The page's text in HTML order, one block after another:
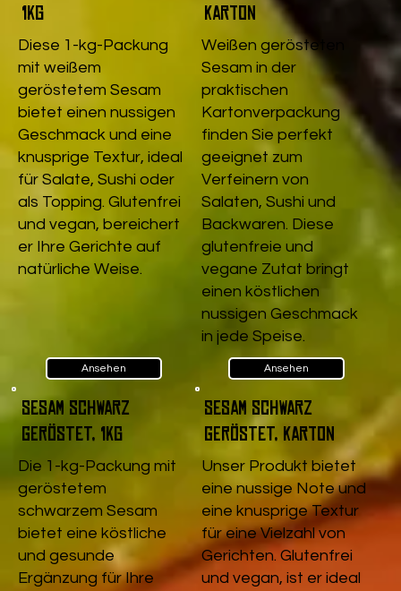
1kg
Diese 1-kg-Packung
mit weißem
geröstetem Sesam
bietet einen nussigen
Geschmack und eine
knusprige Textur, ideal
für Salate, Sushi oder
als Topping. Glutenfrei
und vegan, bereichert
er Ihre Gerichte auf
natürliche Weise.
Ansehen
Karton
Weißen gerösteten
Sesam in der
praktischen
Kartonverpackung
finden Sie perfekt
geeignet zum
Verfeinern von
Salaten, Sushi und
Backwaren. Diese
glutenfreie und
vegane Zutat bringt
einen köstlichen
nussigen Geschmack
in jede Speise.
Ansehen
Sesam schwarz
geröstet, 1kg
Die 1-kg-Packung mit
geröstetem
schwarzem Sesam
bietet eine köstliche
und gesunde
Ergänzung für Ihre
Sesam schwarz
geröstet, Karton
Unser Produkt bietet
eine nussige Note und
eine knusprige Textur
für eine Vielzahl von
Gerichten. Glutenfrei
und vegan, ist er ideal